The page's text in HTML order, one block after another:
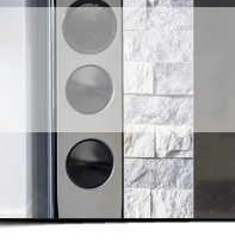
资讯
案例
支持
经销商查询